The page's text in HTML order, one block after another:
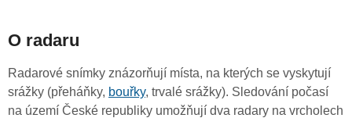
O radaru
Radarové snímky znázorňují místa, na kterých se vyskytují
srážky (přeháňky, bouřky, trvalé srážky). Sledování počasí
na území České republiky umožňují dva radary na vrcholech